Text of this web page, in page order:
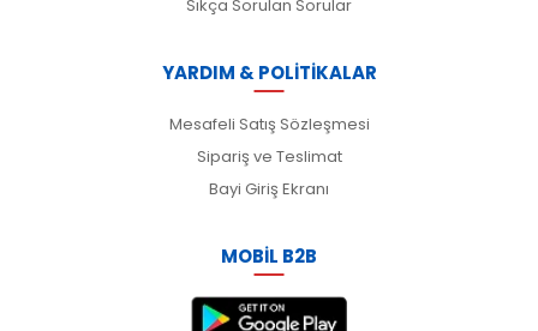
Sıkça Sorulan Sorular
YARDIM & POLİTİKALAR
Mesafeli Satış Sözleşmesi
Sipariş ve Teslimat
Bayi Giriş Ekranı
MOBİL B2B